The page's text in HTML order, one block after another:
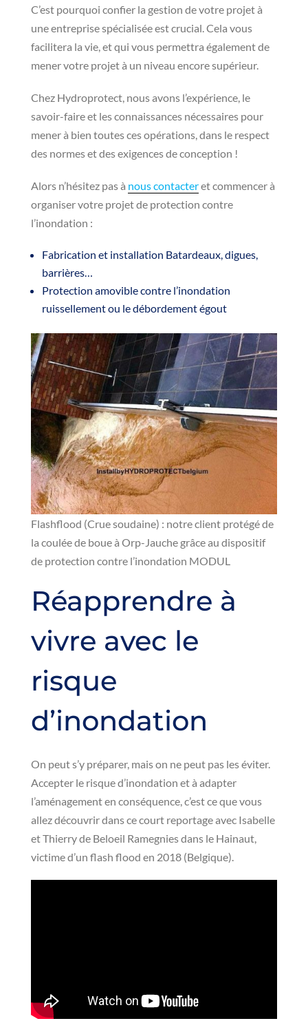
C’est pourquoi confier la gestion de votre projet à
une entreprise spécialisée est crucial. Cela vous
facilitera la vie, et qui vous permettra également de
mener votre projet à un niveau encore supérieur.
Chez Hydroprotect, nous avons l’expérience, le
savoir-faire et les connaissances nécessaires pour
mener à bien toutes ces opérations, dans le respect
des normes et des exigences de conception !
Alors n’hésitez pas à nous contacteret commencer à
organiser votre projet de protection contre
l’inondation :
Fabrication et installation Batardeaux, digues,
barrières…
Protection amovible contre l’inondation
ruissellement ou le débordement égout
Flashflood (Crue soudaine) : notre client protégé de
la coulée de boue à Orp-Jauche grâce au dispositif
de protection contre l’inondation MODUL
Réapprendre à
vivre avec le
risque
d’inondation
On peut s’y préparer, mais on ne peut pas les éviter.
Accepter le risque d’inondation et à adapter
l’aménagement en conséquence, c’est ce que vous
allez découvrir dans ce court reportage avec Isabelle
et Thierry de Beloeil Ramegnies dans le Hainaut,
victime d’un flash flood en 2018 (Belgique).